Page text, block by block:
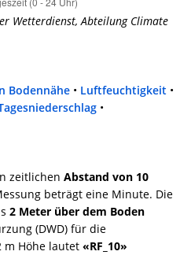
Wetterdienst, Abteilung Climate
Bodennähe • Luftfeuchtigkeit •
•
zeitlichen Abstand von 10
beträgt eine Minute. Die
2 Meter über dem Boden
(DWD) für die
m Höhe lautet «RF_10»